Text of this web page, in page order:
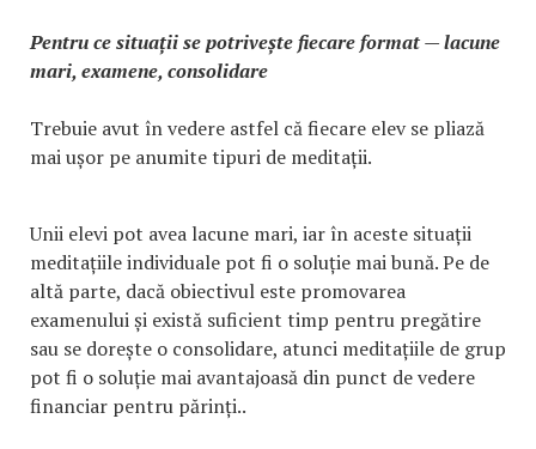
Pentru ce situații se potrivește fiecare format — lacune
mari, examene, consolidare
Trebuie avut în vedere astfel că fiecare elev se pliază
mai ușor pe anumite tipuri de meditații.
Unii elevi pot avea lacune mari, iar în aceste situații
meditațiile individuale pot fi o soluție mai bună. Pe de
altă parte, dacă obiectivul este promovarea
examenului și există suficient timp pentru pregătire
sau se dorește o consolidare, atunci meditațiile de grup
pot fi o soluție mai avantajoasă din punct de vedere
financiar pentru părinți..